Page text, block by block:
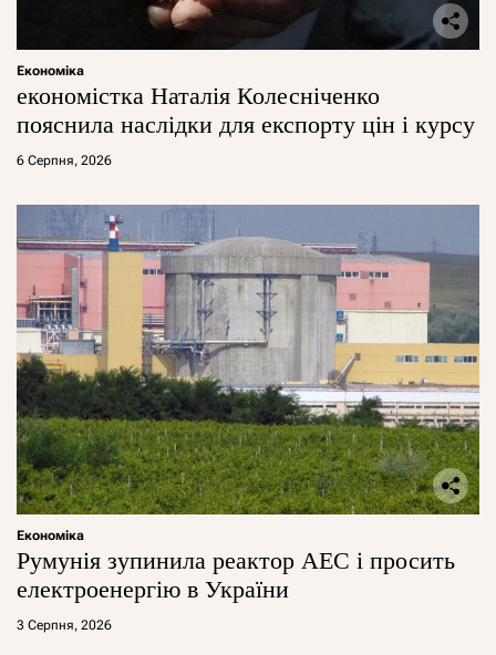
Економіка
економістка Наталія Колесніченко
пояснила наслідки для експорту цін і курсу
6 Серпня, 2026
Економіка
Румунія зупинила реактор АЕС і просить
електроенергію в України
3 Серпня, 2026